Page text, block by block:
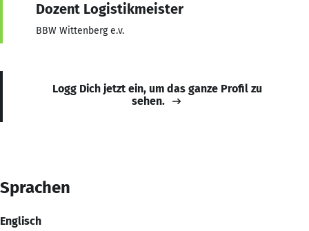
Dozent Logistikmeister
BBW Wittenberg e.v.
Logg Dich jetzt ein, um das ganze Profil zu
sehen.
Sprachen
Englisch